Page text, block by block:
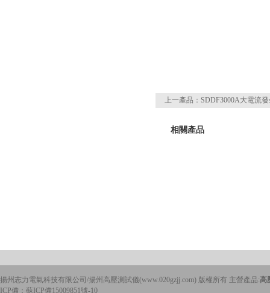
上一產品： SDDF3000A大電流
相關產品
揚州志力電氣科技有限公司/揚州高壓測試儀(www.020gzjj.com) 版權所有 主營產品:高
ICP備： 蘇ICP備15009851號-10